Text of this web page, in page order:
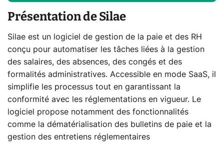
Présentation de Silae
Silae est un logiciel de gestion de la paie et des RH
conçu pour automatiser les tâches liées à la gestion
des salaires, des absences, des congés et des
formalités administratives. Accessible en mode SaaS, il
simplifie les processus tout en garantissant la
conformité avec les réglementations en vigueur. Le
logiciel propose notamment des fonctionnalités
comme la dématérialisation des bulletins de paie et la
gestion des entretiens réglementaires​